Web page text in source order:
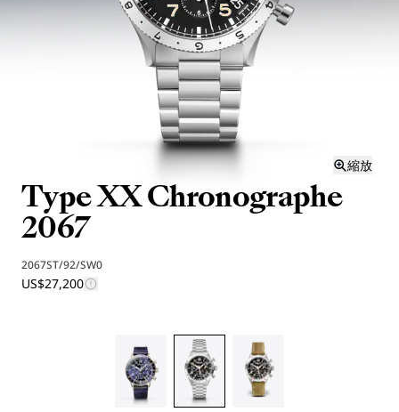
縮放
Type XX Chronographe
2067
2067ST/92/SW0
US$27,200